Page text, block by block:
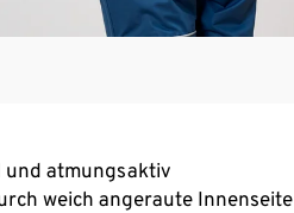
und atmungsaktiv
weich angeraute Innenseite